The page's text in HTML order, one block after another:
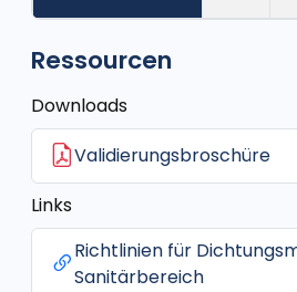
Ressourcen
Downloads
Validierungsbroschüre
Links
Richtlinien für
Sanitärbereich